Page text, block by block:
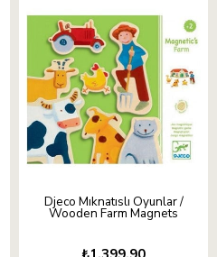
Djeco Mıknatıslı Oyunlar /
Wooden Farm Magnets